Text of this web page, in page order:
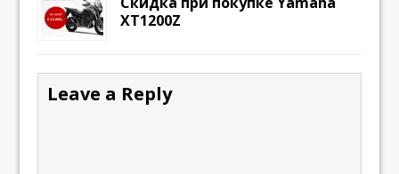
XT1200Z
Leave a Reply